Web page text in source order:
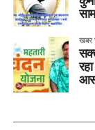
खबर